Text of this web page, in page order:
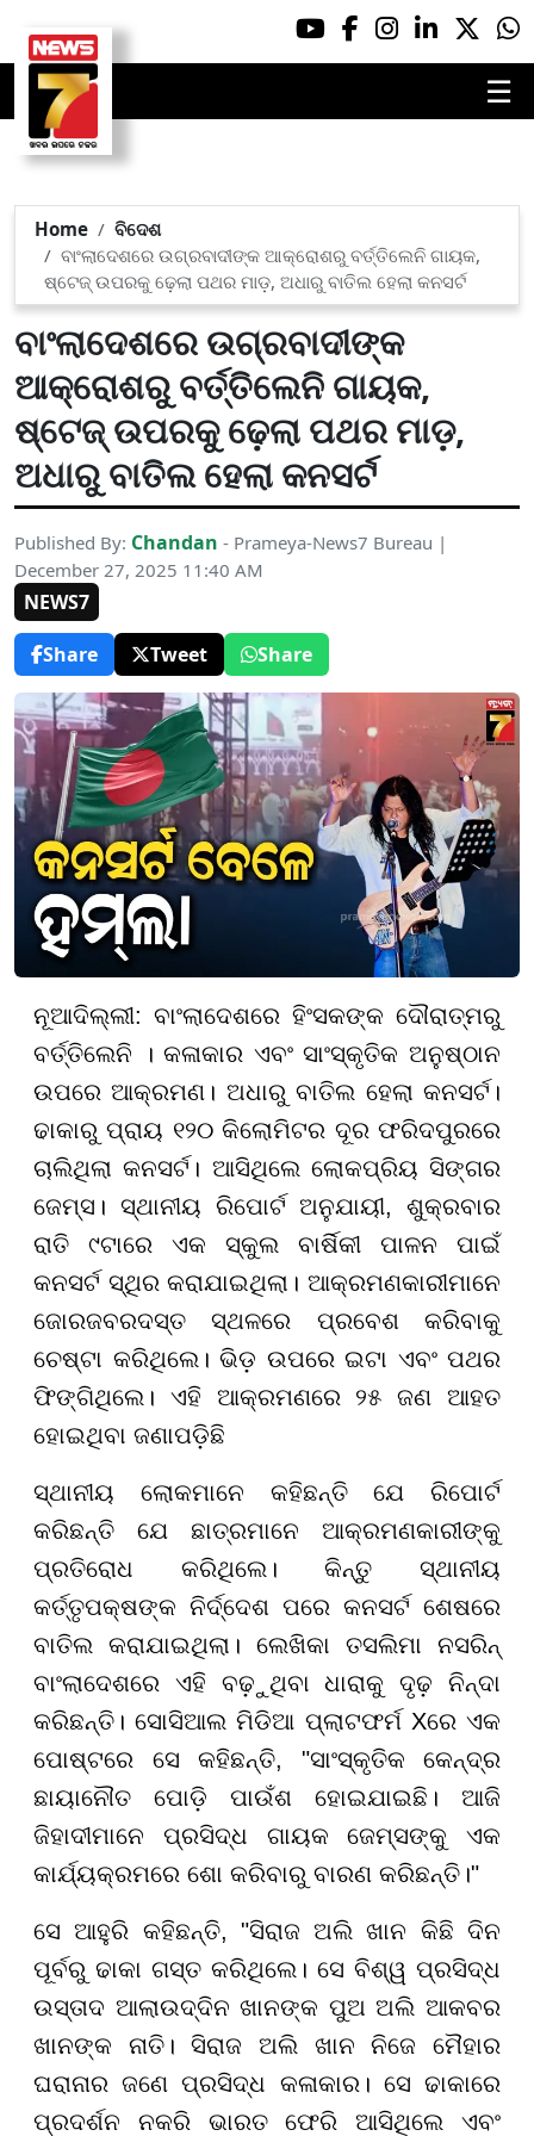
☰
Home
ବିଦେଶ
ବାଂଲାଦେଶରେ ଉଗ୍ରବାଦୀଙ୍କ ଆକ୍ରୋଶରୁ ବର୍ତ୍ତିଲେନି ଗାୟକ,
ଷ୍ଟେଜ୍‌ ଉପରକୁ ଢ଼େଲା ପଥର ମାଡ଼, ଅଧାରୁ ବାତିଲ ହେଲା କନସର୍ଟ
ବାଂଲାଦେଶରେ ଉଗ୍ରବାଦୀଙ୍କ
ଆକ୍ରୋଶରୁ ବର୍ତ୍ତିଲେନି ଗାୟକ,
ଷ୍ଟେଜ୍‌ ଉପରକୁ ଢ଼େଲା ପଥର ମାଡ଼,
ଅଧାରୁ ବାତିଲ ହେଲା କନସର୍ଟ
Published By: Chandan - Prameya-News7 Bureau |
December 27, 2025 11:40 AM
NEWS7
Share
Tweet Share
ନୂଆଦିଲ୍ଲୀ: ବାଂଲାଦେଶରେ ହିଂସକଙ୍କ ଦୌରାତ୍ମରୁ
ବର୍ତ୍ତିଲେନି । କଳାକାର ଏବଂ ସାଂସ୍କୃତିକ ଅନୁଷ୍ଠାନ
ଉପରେ ଆକ୍ରମଣ। ଅଧାରୁ ବାତିଲ ହେଲା କନସର୍ଟ।
ଢାକାରୁ ପ୍ରାୟ ୧୨୦ କିଲୋମିଟର ଦୂର ଫରିଦପୁରରେ
ଚାଲିଥିଲା କନସର୍ଟ। ଆସିଥିଲେ ଲୋକପ୍ରିୟ ସିଙ୍ଗର
ଜେମ୍ସ। ସ୍ଥାନୀୟ ରିପୋର୍ଟ ଅନୁଯାୟୀ, ଶୁକ୍ରବାର
ରାତି ୯ଟାରେ ଏକ ସ୍କୁଲ ବାର୍ଷିକୀ ପାଳନ ପାଇଁ
କନସର୍ଟ ସ୍ଥିର କରାଯାଇଥିଲା। ଆକ୍ରମଣକାରୀମାନେ
ଜୋରଜବରଦସ୍ତ ସ୍ଥଳରେ ପ୍ରବେଶ କରିବାକୁ
ଚେଷ୍ଟା କରିଥିଲେ। ଭିଡ଼ ଉପରେ ଇଟା ଏବଂ ପଥର
ଫିଙ୍ଗିଥିଲେ। ଏହି ଆକ୍ରମଣରେ ୨୫ ଜଣ ଆହତ
ହୋଇଥିବା ଜଣାପଡ଼ିଛି
ସ୍ଥାନୀୟ ଲୋକମାନେ କହିଛନ୍ତି ଯେ ରିପୋର୍ଟ
କରିଛନ୍ତି ଯେ ଛାତ୍ରମାନେ ଆକ୍ରମଣକାରୀଙ୍କୁ
ପ୍ରତିରୋଧ କରିଥିଲେ। କିନ୍ତୁ ସ୍ଥାନୀୟ
କର୍ତ୍ତୃପକ୍ଷଙ୍କ ନିର୍ଦ୍ଦେଶ ପରେ କନସର୍ଟ ଶେଷରେ
ବାତିଲ କରାଯାଇଥିଲା। ଲେଖିକା ତସଲିମା ନସରିନ୍
ବାଂଲାଦେଶରେ ଏହି ବଢ଼ୁଥିବା ଧାରାକୁ ଦୃଢ଼ ନିନ୍ଦା
କରିଛନ୍ତି। ସୋସିଆଲ ମିଡିଆ ପ୍ଲାଟଫର୍ମ Xରେ ଏକ
ପୋଷ୍ଟରେ ସେ କହିଛନ୍ତି, "ସାଂସ୍କୃତିକ କେନ୍ଦ୍ର
ଛାୟାନୌତ ପୋଡ଼ି ପାଉଁଶ ହୋଇଯାଇଛି। ଆଜି
ଜିହାଦୀମାନେ ପ୍ରସିଦ୍ଧ ଗାୟକ ଜେମ୍ସଙ୍କୁ ଏକ
କାର୍ଯ୍ୟକ୍ରମରେ ଶୋ କରିବାରୁ ବାରଣ କରିଛନ୍ତି।"
ସେ ଆହୁରି କହିଛନ୍ତି, "ସିରାଜ ଅଲି ଖାନ କିଛି ଦିନ
ପୂର୍ବରୁ ଢାକା ଗସ୍ତ କରିଥିଲେ। ସେ ବିଶ୍ୱ ପ୍ରସିଦ୍ଧ
ଉସ୍ତାଦ ଆଲାଉଦ୍ଦିନ ଖାନଙ୍କ ପୁଅ ଅଲି ଆକବର
ଖାନଙ୍କ ନାତି। ସିରାଜ ଅଲି ଖାନ ନିଜେ ମୈହାର
ଘରାନାର ଜଣେ ପ୍ରସିଦ୍ଧ କଳାକାର। ସେ ଢାକାରେ
ପ୍ରଦର୍ଶନ ନକରି ଭାରତ ଫେରି ଆସିଥିଲେ ଏବଂ